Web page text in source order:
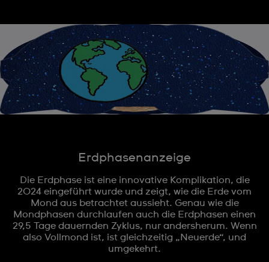
Erdphasenanzeige
Die Erdphase ist eine innovative Komplikation, die
2024 eingeführt wurde und zeigt, wie die Erde vom
Mond aus betrachtet aussieht. Genau wie die
Mondphasen durchlaufen auch die Erdphasen einen
29,5 Tage dauernden Zyklus, nur andersherum. Wenn
also Vollmond ist, ist gleichzeitig „Neuerde“, und
umgekehrt.